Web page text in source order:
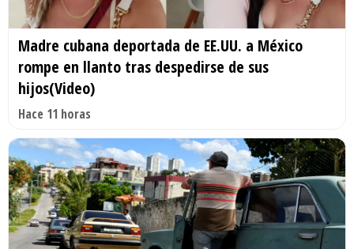
Madre cubana deportada de EE.UU. a México
rompe en llanto tras despedirse de sus
hijos(Video)
Hace 11 horas